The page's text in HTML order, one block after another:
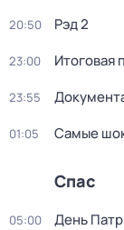
20:50 Рэд 2
23:00 Итоговая
23:55
01:05 Самые
Спас
05:00 День